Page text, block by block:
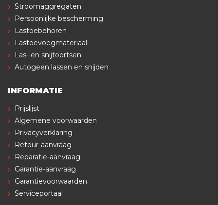
Stroomaggregaten
Persoonlijke bescherming
Lastoebehoren
Lastoevoegmateriaal
Las- en snijtoortsen
Autogeen lassen en snijden
INFORMATIE
Prijslijst
Algemene voorwaarden
Privacyverklaring
Retour-aanvraag
Reparatie-aanvraag
Garantie-aanvraag
Garantievoorwaarden
Serviceportaal